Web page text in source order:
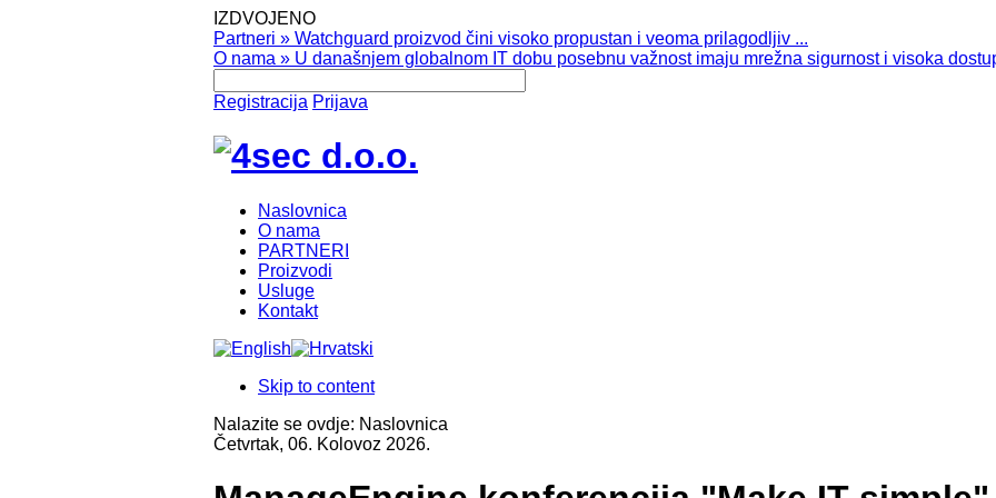
IZDVOJENO
Partneri » Watchguard proizvod čini visoko propustan i veoma prilagodljiv ...
O nama » U današnjem globalnom IT dobu posebnu važnost imaju mrežna sigurnost i visoka
Registracija Prijava
Naslovnica
O nama
PARTNERI
Proizvodi
Usluge
Kontakt
Skip to content
Nalazite se ovdje: Naslovnica
Četvrtak, 06. Kolovoz 2026.